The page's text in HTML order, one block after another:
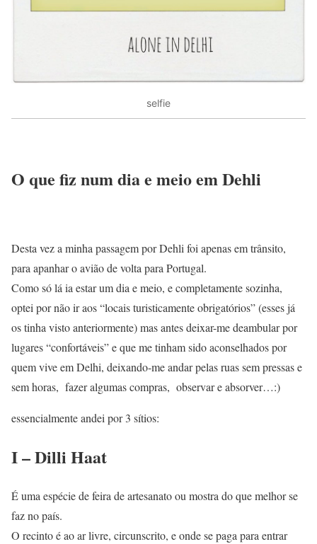
selfie
O que fiz num dia e meio em Dehli
Desta vez a minha passagem por Dehli foi apenas em trânsito,
para apanhar o avião de volta para Portugal.
Como só lá ia estar um dia e meio, e completamente sozinha,
optei por não ir aos “locais turisticamente obrigatórios” (esses já
os tinha visto anteriormente) mas antes deixar-me deambular por
lugares “confortáveis” e que me tinham sido aconselhados por
quem vive em Delhi, deixando-me andar pelas ruas sem pressas e
sem horas, fazer algumas compras, observar e absorver…:)
essencialmente andei por 3 sítios:
I – Dilli Haat
É uma espécie de feira de artesanato ou mostra do que melhor se
faz no país.
O recinto é ao ar livre, circunscrito, e onde se paga para entrar